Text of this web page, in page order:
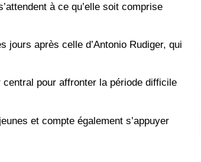
à ce qu’elle soit comprise
jours après celle d’Antonio Rudiger, qui
central pour affronter la période difficile
et compte également s’appuyer